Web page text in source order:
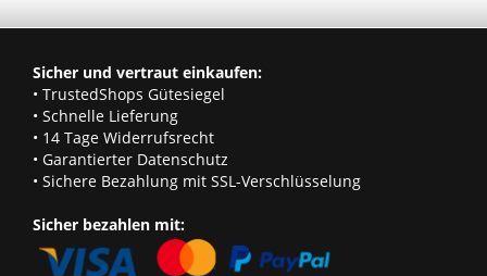
Sicher und vertraut einkaufen:
• TrustedShops Gütesiegel
• Schnelle Lieferung
• 14 Tage Widerrufsrecht
• Garantierter Datenschutz
• Sichere Bezahlung mit SSL-Verschlüsselung
Sicher bezahlen mit: